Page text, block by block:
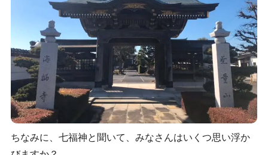
ちなみに、七福神と聞いて、みなさんはいくつ思い浮か